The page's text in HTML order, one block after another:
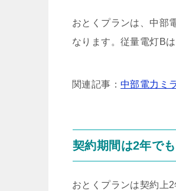
おとくプランは、中部
なります。従量電灯B
関連記事： 中部電力ミ
契約期間は2年で
おとくプランは契約上